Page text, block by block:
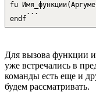
fu Имя_функции(
...
endf
Для вызова функции
уже встречались в
команды есть еще и
будем рассматривать.